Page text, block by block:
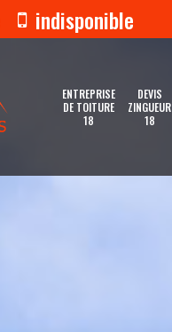
indisponible
ENTREPRISE
DE TOITURE
18
DEVIS
ZINGUEUR
18